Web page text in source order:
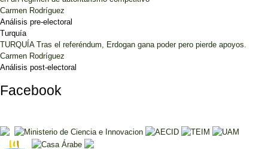
Carmen Rodríguez
Análisis pre-electoral
Turquía
TURQUÍA Tras el referéndum, Erdogan gana poder pero pierde apoyos.
Carmen Rodríguez
Análisis post-electoral
Facebook